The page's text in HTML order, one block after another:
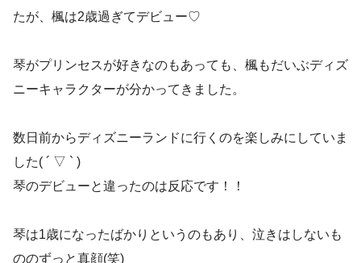
たが、楓は2歳過ぎてデビュー♡
琴がプリンセスが好きなのもあっても、楓もだいぶディズ
ニーキャラクターが分かってきました。
数日前からディズニーランドに行くのを楽しみにしていま
した( ´ ▽ ` )
琴のデビューと違ったのは反応です！！
琴は1歳になったばかりというのもあり、泣きはしないも
ののずっと真顔(笑)